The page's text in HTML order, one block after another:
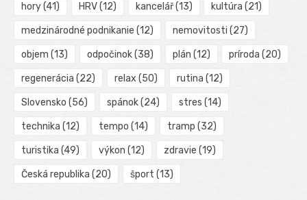
hory(41) HRV(12) kancelář(13) kultúra (21)
medzinárodné podnikanie (12) nemovitosti (27)
objem (13) odpočinok(38) plán (12) príroda (20)
regenerácia (22) relax (50) rutina (12)
Slovensko (56) spánok(24) stres (14)
technika (12) tempo (14) tramp (32)
turistika (49) výkon (12) zdravie (19)
Česká republika (20) šport (13)